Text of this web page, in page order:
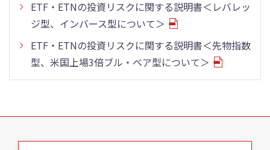
ETF・ETNの投資リスクに関する説明書＜レバレッ
ジ型、インバース型について＞
ETF・ETNの投資リスクに関する説明書＜先物指数
型、米国上場3倍ブル・ベア型について＞
こ